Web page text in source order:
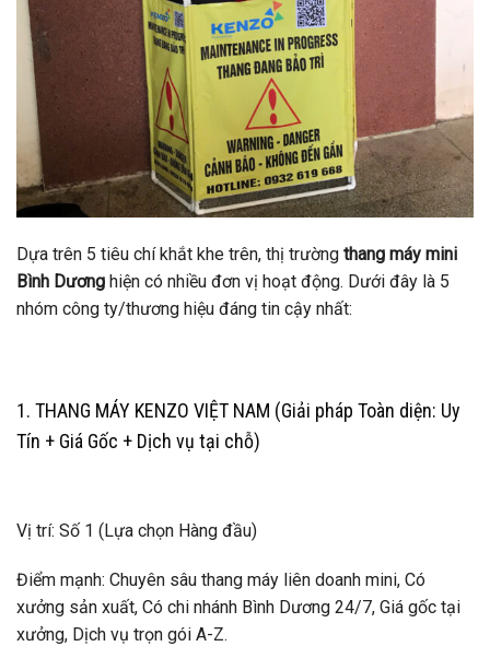
Dựa trên 5 tiêu chí khắt khe trên, thị trường thang máy mini
Bình Dương hiện có nhiều đơn vị hoạt động. Dưới đây là 5
nhóm công ty/thương hiệu đáng tin cậy nhất:
1. THANG MÁY KENZO VIỆT NAM (Giải pháp Toàn diện: Uy
Tín + Giá Gốc + Dịch vụ tại chỗ)
Vị trí: Số 1 (Lựa chọn Hàng đầu)
Điểm mạnh: Chuyên sâu thang máy liên doanh mini, Có
xưởng sản xuất, Có chi nhánh Bình Dương 24/7, Giá gốc tại
xưởng, Dịch vụ trọn gói A-Z.